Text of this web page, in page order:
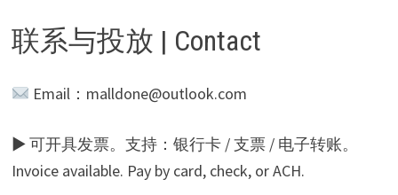
联系与投放 | Contact
Email：malldone@outlook.com
▶ 可开具发票。支持：银行卡 / 支票 / 电子转账。
Invoice available. Pay by card, check, or ACH.